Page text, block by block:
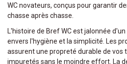
WC novateurs, conçus pour garantir
chasse après chasse.
L'histoire de Bref WC est jalonnée
envers l'hygiène et la simplicité. Les
assurent une propreté durable de vos
impuretés sans le moindre effort. La